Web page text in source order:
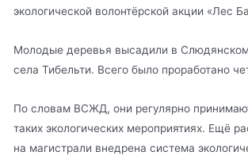
экологической волонтёрской акции «Лес
Молодые деревья высадили в
села Тибельти. Всего было проработано
По словам ВСЖД, они регулярно
таких экологических мероприятиях. Ещё
на магистрали внедрена система